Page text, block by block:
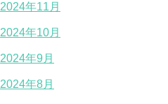
2024年11月
2024年10月
2024年9月
2024年8月